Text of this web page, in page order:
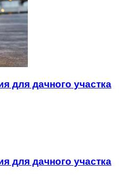
для дачного участка
для дачного участка